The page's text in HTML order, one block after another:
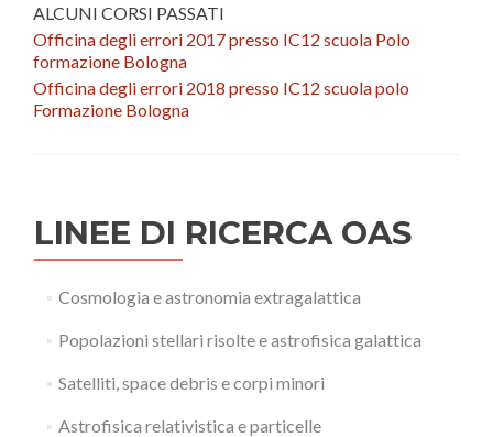
ALCUNI CORSI PASSATI
Officina degli errori 2017 presso IC12 scuola Polo
formazione Bologna
Officina degli errori 2018 presso IC12 scuola polo
Formazione Bologna
LINEE DI RICERCA OAS
Cosmologia e astronomia extragalattica
Popolazioni stellari risolte e astrofisica galattica
Satelliti, space debris e corpi minori
Astrofisica relativistica e particelle